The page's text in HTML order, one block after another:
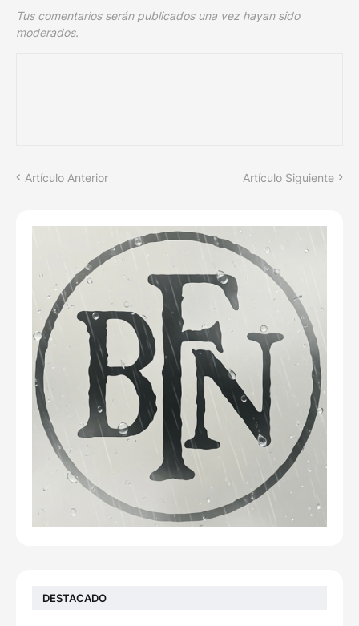
Tus comentarios serán publicados una vez hayan sido
moderados.
Artículo Anterior Artículo Siguiente
DESTACADO